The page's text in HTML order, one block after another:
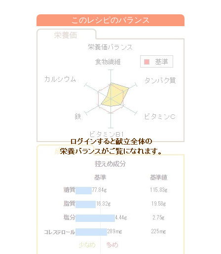
このレシピのバランス